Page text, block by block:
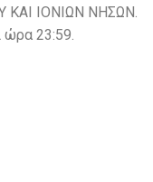
ΚΑΙ ΙΟΝΙΩΝ ΝΗΣΩΝ.
ώρα 23:59.